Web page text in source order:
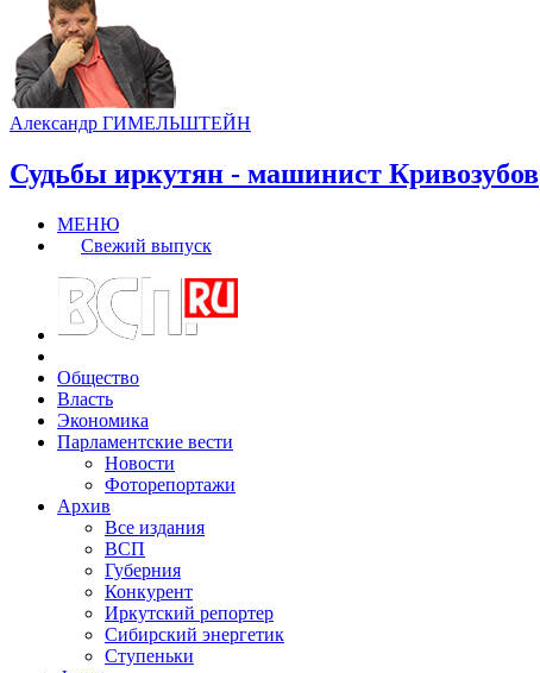
Александр ГИМЕЛЬШТЕЙН
Судьбы иркутян - машинист Кривозубов
МЕНЮ
Свежий выпуск
Общество
Власть
Экономика
Парламентские вести
Новости
Фоторепортажи
Архив
Все издания
ВСП
Губерния
Конкурент
Иркутский репортер
Сибирский энергетик
Ступеньки